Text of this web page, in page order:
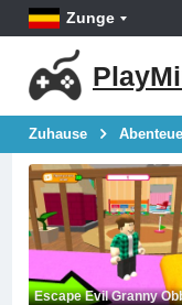
Zunge
Zuhause
Escape Evil Granny